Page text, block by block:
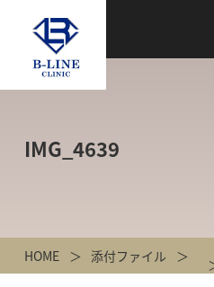
IMG_4639
HOME 添付ファイル